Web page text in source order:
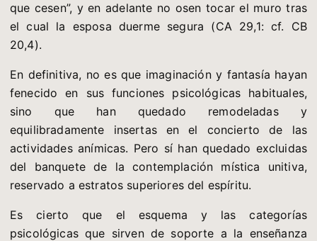
que cesen”, y en adelante no osen tocar el muro tras
el cual la esposa duerme segura (CA 29,1: cf. CB
20,4).
En definitiva, no es que imaginación y fantasía hayan
fenecido en sus funciones psicológicas habituales,
sino que han quedado remodeladas y
equilibradamente insertas en el concierto de las
actividades anímicas. Pero sí han quedado excluidas
del banquete de la contemplación mística unitiva,
reservado a estratos superiores del espíritu.
Es cierto que el esquema y las categorías
psicológicas que sirven de soporte a la enseñanza